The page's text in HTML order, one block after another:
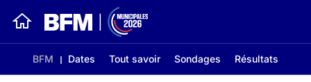
BFM Dates Tout savoir Sondages Résultats